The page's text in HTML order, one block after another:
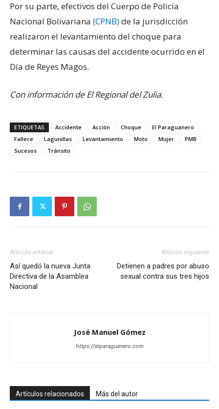
Por su parte, efectivos del Cuerpo de Policía
Nacional Bolivariana (CPNB)de la jurisdicción
realizaron el levantamiento del choque para
determinar las causas del accidente ocurrido en el
Día de Reyes Magos.
Con información de El Regional del Zulia.
ETIQUETAS Accidente Acción Choque
El Paraguanero
Fallece
Lagunillas Levantamiento Moto Mujer
PMB
Sucesos
Tránsito
Artículo anterior
Así quedó la nueva Junta
Directiva de la Asamblea
Nacional
Artículo siguiente
Detienen a padres por abuso
sexual contra sus tres hijos
José Manuel Gómez
https://elparaguanero.com
Artículos relacionados Más del autor